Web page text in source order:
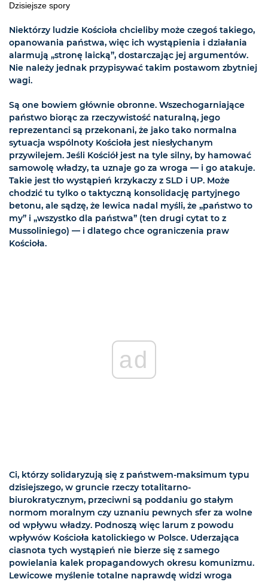
Dzisiejsze spory
Niektórzy ludzie Kościoła chcieliby może czegoś takiego,
opanowania państwa, więc ich wystąpienia i działania
alarmują „stronę laicką”, dostarczając jej argumentów.
Nie należy jednak przypisywać takim postawom zbytniej
wagi.
Są one bowiem głównie obronne. Wszechogarniające
państwo biorąc za rzeczywistość naturalną, jego
reprezentanci są przekonani, że jako tako normalna
sytuacja wspólnoty Kościoła jest niesłychanym
przywilejem. Jeśli Kościół jest na tyle silny, by hamować
samowolę władzy, ta uznaje go za wroga — i go atakuje.
Takie jest tło wystąpień krzykaczy z SLD i UP. Może
chodzić tu tylko o taktyczną konsolidację partyjnego
betonu, ale sądzę, że lewica nadal myśli, że „państwo to
my” i „wszystko dla państwa” (ten drugi cytat to z
Mussoliniego) — i dlatego chce ograniczenia praw
Kościoła.
ad
Ci, którzy solidaryzują się z państwem-maksimum typu
dzisiejszego, w gruncie rzeczy totalitarno-
biurokratycznym, przeciwni są poddaniu go stałym
normom moralnym czy uznaniu pewnych sfer za wolne
od wpływu władzy. Podnoszą więc larum z powodu
wpływów Kościoła katolickiego w Polsce. Uderzająca
ciasnota tych wystąpień nie bierze się z samego
powielania kalek propagandowych okresu komunizmu.
Lewicowe myślenie totalne naprawdę widzi wroga